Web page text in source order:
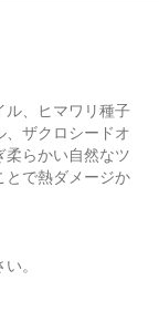
ル、ヒマワリ種子
、ザクロシードオ
柔らかい自然なツ
とで熱ダメージか
。